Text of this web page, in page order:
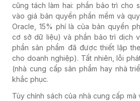
cũng tách làm hai: phần bảo trì cho
vào giá bản quyền phần mềm và
Oracle, 15% phí là của bản quyền
cơ sở dữ liệu) và phần bảo trì dịch
phần sản phẩm đã được thiết lập
cho doanh nghiệp). Tất nhiên, lỗi
(nhà cung cấp sản phẩm hay nhà
khắc phục.
Tùy chính sách của nhà cung cấp